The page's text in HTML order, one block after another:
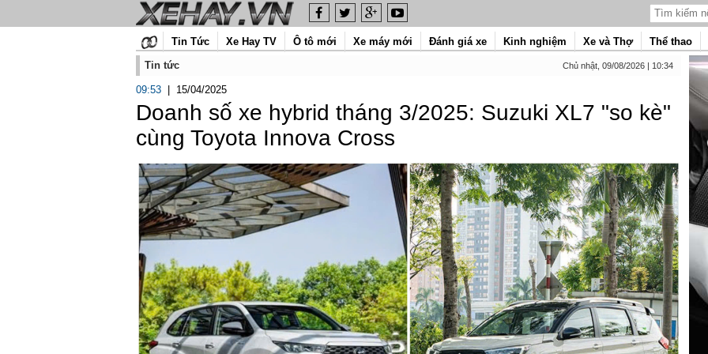
Tin Tức Xe Hay TV Ô tô mới Xe máy mới Đánh giá xe Kinh nghiệm Xe và Thợ Thể thao
Tin tức
Chủ nhật, 09/08/2026 | 10:34
09:53 15/04/2025
Doanh số xe hybrid tháng 3/2025: Suzuki XL7 "so kè"
cùng Toyota Innova Cross